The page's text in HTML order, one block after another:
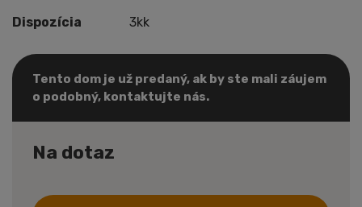
Dispozícia 3kk
Tento dom je už predaný, ak by ste mali záujem
o podobný, kontaktujte nás.
Na dotaz